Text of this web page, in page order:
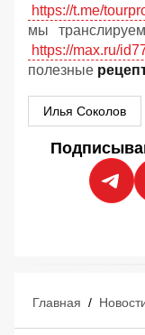
https://t.me/
мы
https://max.ru/
полезные
Илья Соколов
Главная /